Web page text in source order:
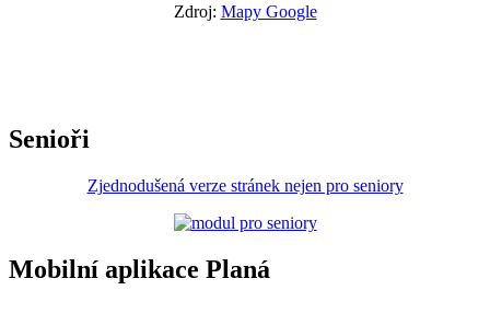
Zdroj: Mapy Google
Senioři
Zjednodušená verze stránek nejen pro seniory
Mobilní aplikace Planá